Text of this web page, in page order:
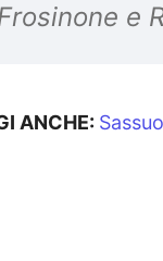
e
ANCHE: